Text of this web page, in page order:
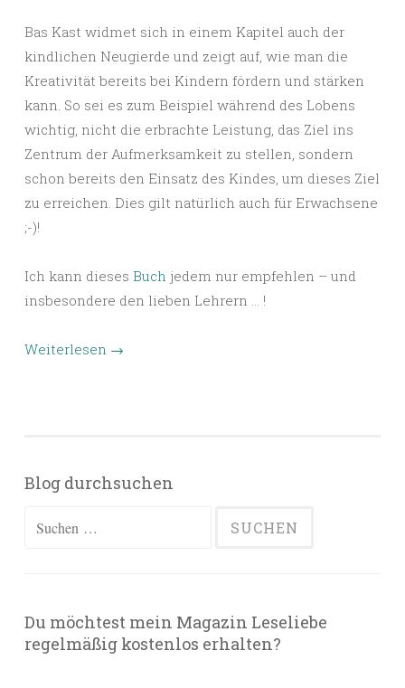
Bas Kast widmet sich in einem Kapitel auch der
kindlichen Neugierde und zeigt auf, wie man die
Kreativität bereits bei Kindern fördern und stärken
kann. So sei es zum Beispiel während des Lobens
wichtig, nicht die erbrachte Leistung, das Ziel ins
Zentrum der Aufmerksamkeit zu stellen, sondern
schon bereits den Einsatz des Kindes, um dieses Ziel
zu erreichen. Dies gilt natürlich auch für Erwachsene
;-)!
Ich kann dieses Buch jedem nur empfehlen – und
insbesondere den lieben Lehrern … !
Weiterlesen →
Blog durchsuchen
Suchen
Du möchtest mein Magazin Leseliebe
regelmäßig kostenlos erhalten?